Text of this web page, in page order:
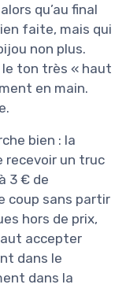
qu’au final
faite, mais qui
non plus.
ton très « haut
en main.
bien : la
recevoir un truc
3 € de
coup sans partir
hors de prix,
accepter
dans le
dans la